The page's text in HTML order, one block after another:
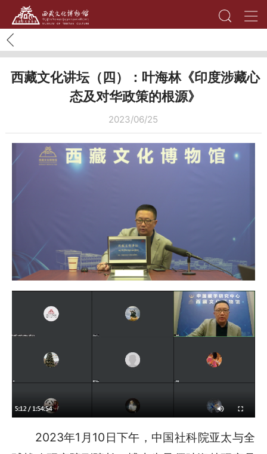
西藏文化讲坛（四）：叶海林《印度涉藏心
态及对华政策的根源》
2023/06/25
2023年1月10日下午，中国社科院亚太与全